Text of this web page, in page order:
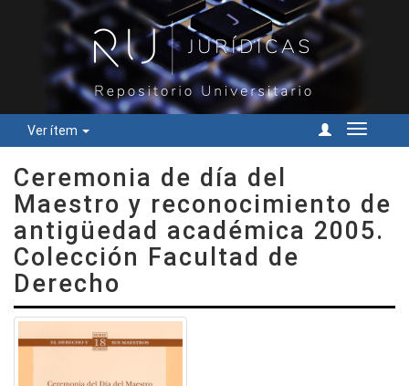
Ver ítem
Cambiar
Ceremonia de día del
Maestro y reconocimiento de
antigüedad académica 2005.
Colección Facultad de
Derecho